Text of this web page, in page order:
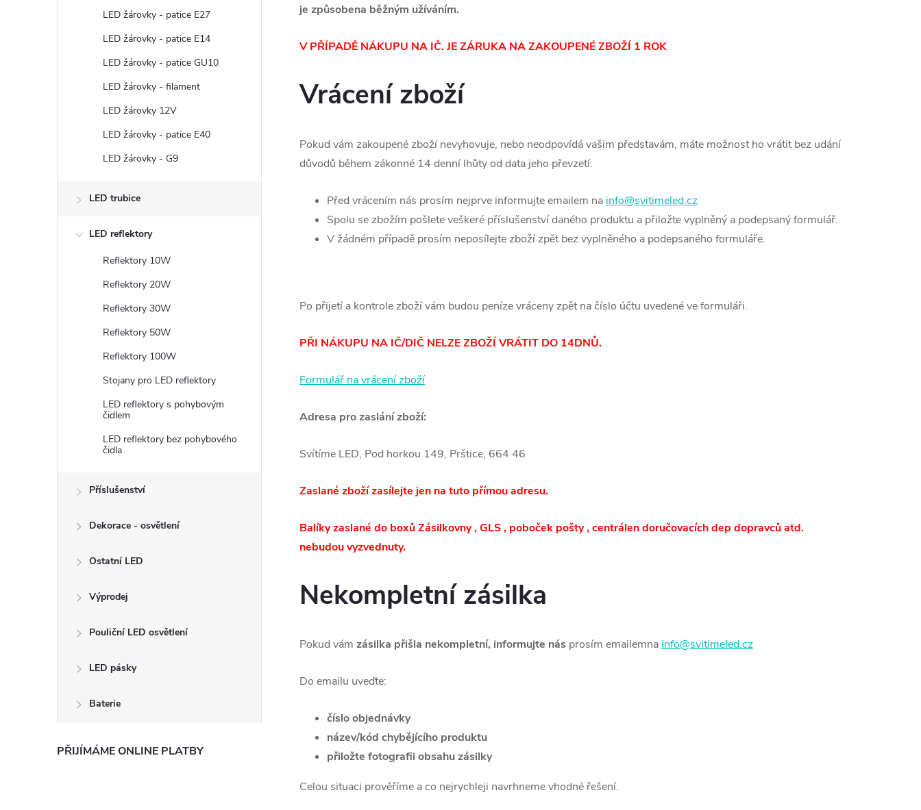
LED žárovky - patice E27
LED žárovky - patice E14
LED žárovky - patice GU10
LED žárovky - filament
LED žárovky 12V
LED žárovky - patice E40
LED žárovky - G9
LED trubice
LED reflektory
Reflektory 10W
Reflektory 20W
Reflektory 30W
Reflektory 50W
Reflektory 100W
Stojany pro LED reflektory
LED reflektory s pohybovým
čidlem
LED reflektory bez pohybového
čidla
Příslušenství
Dekorace - osvětlení
Ostatní LED
Výprodej
Pouliční LED osvětlení
LED pásky
Baterie
PŘIJÍMÁME ONLINE PLATBY
je způsobena běžným užíváním.
V PŘÍPADĚ NÁKUPU NA IČ. JE ZÁRUKA NA ZAKOUPENÉ ZBOŽÍ 1 ROK
Vrácení zboží
Pokud vám zakoupené zboží nevyhovuje, nebo neodpovídá vašim představám, máte možnost ho vrátit bez udání
důvodů během zákonné 14 denní lhůty od data jeho převzetí.
Před vrácením nás prosím nejprve informujte emailem na info@svitimeled.cz
Spolu se zbožím pošlete veškeré příslušenství daného produktu a přiložte vyplněný a podepsaný formulář.
V žádném případě prosím neposílejte zboží zpět bez vyplněného a podepsaného formuláře.
Po přijetí a kontrole zboží vám budou peníze vráceny zpět na číslo účtu uvedené ve formuláři.
PŘI NÁKUPU NA IČ/DIČ NELZE ZBOŽÍ VRÁTIT DO 14DNŮ.
Formulář na vrácení zboží
Adresa pro zaslání zboží:
Svítíme LED, Pod horkou 149, Prštice, 664 46
Zaslané zboží zasílejte jen na tuto přímou adresu.
Balíky zaslané do boxů Zásilkovny , GLS , poboček pošty , centrálen doručovacích dep dopravců atd.
nebudou vyzvednuty.
Nekompletní zásilka
Pokud vám zásilka přišla nekompletní, informujte nás prosím emailemnainfo@svitimeled.cz
Do emailu uveďte:
číslo objednávky
název/kód chybějícího produktu
přiložte fotografii obsahu zásilky
Celou situaci prověříme a co nejrychleji navrhneme vhodné řešení.